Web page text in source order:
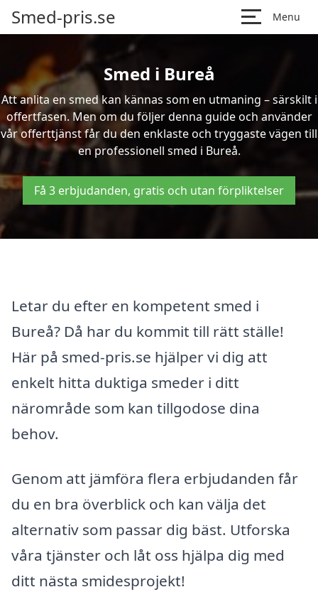
Smed-pris.se Menu
Smed i Bureå
Att anlita en smed kan kännas som en utmaning – särskilt i
offertfasen. Men om du följer denna guide och använder
vår offerttjänst får du den enklaste och tryggaste vägen till
en professionell smed i Bureå.
Få 3 erbjudanden, gratis och utan förpliktelser
Letar du efter en kompetent smed i
Bureå? Då har du kommit till rätt ställe!
Här på smed-pris.se hjälper vi dig att
enkelt hitta duktiga smeder i ditt
närområde som kan tillgodose dina
behov.
Genom att jämföra flera erbjudanden får
du en bra överblick och kan välja det
alternativ som passar dig bäst. Utforska
våra tjänster och låt oss hjälpa dig med
ditt nästa smidesprojekt!